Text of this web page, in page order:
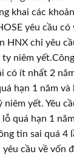
khai các
yêu cầu
HNX chỉ yêu
niêm
có ít nhất 2
hạn 1 năm
niêm yết. Yêu
quá hạn 1
tin sai quá 4
yêu cầu về vốn